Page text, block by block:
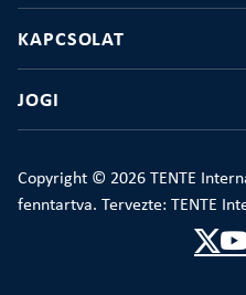
KAPCSOLAT
JOGI
Copyright © 2026 TENTE
fenntartva. Tervezte: TENTE